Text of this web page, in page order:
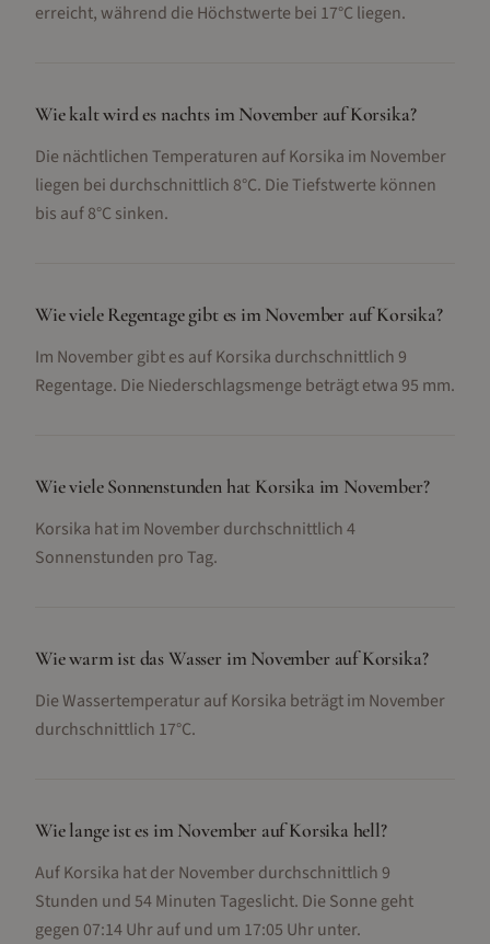
erreicht, während die Höchstwerte bei 17°C liegen.
Wie kalt wird es nachts im November auf Korsika?
Die nächtlichen Temperaturen auf Korsika im November
liegen bei durchschnittlich 8°C. Die Tiefstwerte können
bis auf 8°C sinken.
Wie viele Regentage gibt es im November auf Korsika?
Im November gibt es auf Korsika durchschnittlich 9
Regentage. Die Niederschlagsmenge beträgt etwa 95 mm.
Wie viele Sonnenstunden hat Korsika im November?
Korsika hat im November durchschnittlich 4
Sonnenstunden pro Tag.
Wie warm ist das Wasser im November auf Korsika?
Die Wassertemperatur auf Korsika beträgt im November
durchschnittlich 17°C.
Wie lange ist es im November auf Korsika hell?
Auf Korsika hat der November durchschnittlich 9
Stunden und 54 Minuten Tageslicht. Die Sonne geht
gegen 07:14 Uhr auf und um 17:05 Uhr unter.